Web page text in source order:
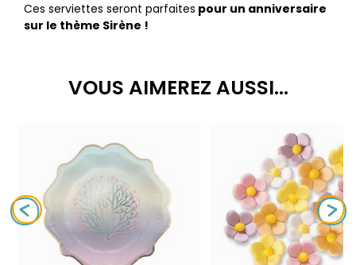
Ces serviettes seront parfaites pour un anniversaire
sur le thème Sirène !
VOUS AIMEREZ AUSSI...